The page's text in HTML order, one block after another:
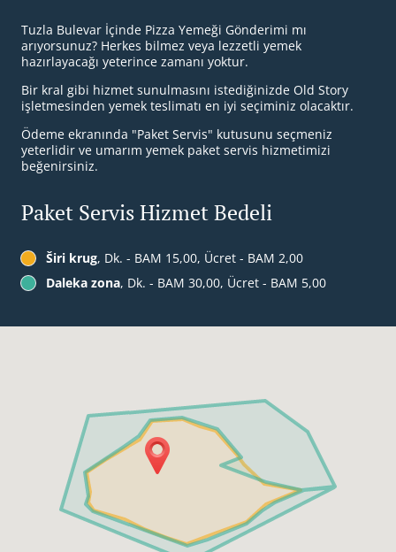
Tuzla Bulevar İçinde Pizza Yemeği Gönderimi mı
arıyorsunuz? Herkes bilmez veya lezzetli yemek
hazırlayacağı yeterince zamanı yoktur.
Bir kral gibi hizmet sunulmasını istediğinizde Old Story
işletmesinden yemek teslimatı en iyi seçiminiz olacaktır.
Ödeme ekranında "Paket Servis" kutusunu seçmeniz
yeterlidir ve umarım yemek paket servis hizmetimizi
beğenirsiniz.
Paket Servis Hizmet Bedeli
Širi krug, Dk. - BAM 15,00, Ücret - BAM 2,00
Daleka zona, Dk. - BAM 30,00, Ücret - BAM 5,00